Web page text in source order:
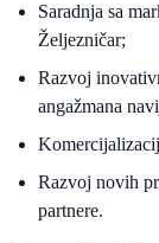
Saradnja sa
Željezničar;
Razvoj
angažmana
Razvoj novih
partnere.